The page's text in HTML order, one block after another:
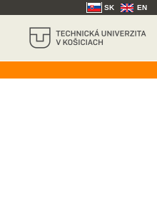
SK EN